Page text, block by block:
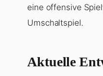
eine offensive
Umschaltspiel.
Aktuelle